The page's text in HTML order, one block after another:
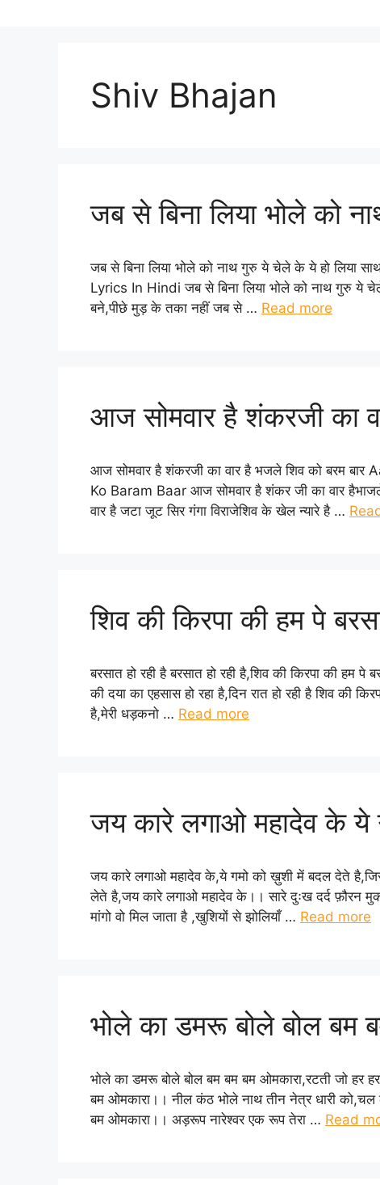
Shiv Bhajan
जब से बिना लिया भोले को
जब से बिना लिया भोले को नाथ गुरु ये चेले के ये हो
Lyrics In Hindi जब से बिना लिया भोले को नाथ गुरु ये
बने,पीछे मुड़ के तका नहीं जब से … Read more
आज सोमवार है शंकरजी का
आज सोमवार है शंकरजी का वार है भजले शिव को बरम
Ko Baram Baar आज सोमवार है शंकर जी का वार हैभाजले
वार है जटा जूट सिर गंगा विराजेशिव के खेल न्यारे है …
शिव की किरपा की हम पे
बरसात हो रही है बरसात हो रही है,शिव की किरपा की हम
की दया का एहसास हो रहा है,दिन रात हो रही है शिव की
है,मेरी धड़कनो … Read more
जय कारे लगाओ महादेव के ये
जय कारे लगाओ महादेव के,ये गमो को ख़ुशी में बदल देते
लेते है,जय कारे लगाओ महादेव के।। सारे दुःख दर्द फ़ौरन
मांगो वो मिल जाता है ,खुशियों से झोलियाँ … Read more
भोले का डमरू बोले बोल बम
भोले का डमरू बोले बोल बम बम बम ओमकारा,रटती जो हर
बम ओमकारा।। नील कंठ भोले नाथ तीन नेत्र धारी को,चल
बम ओमकारा।। अड़रूप नारेश्वर एक रूप तेरा … Read